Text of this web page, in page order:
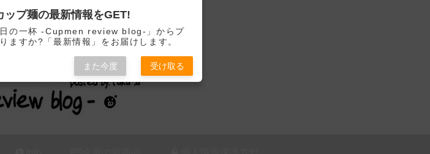
ビュー / アレンジするブログ
プ麺の最新情報をGET!
日の一杯 -Cupmen review blog-」からプ
ますか?「最新情報」をお届けします。
また今度 受け取る